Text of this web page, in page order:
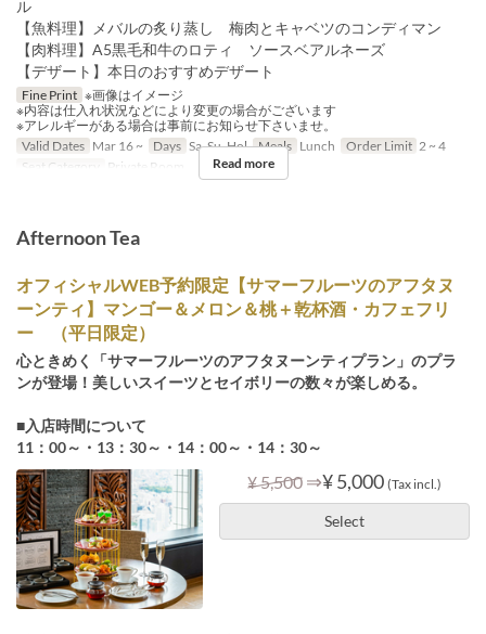
ル
【魚料理】メバルの炙り蒸し 梅肉とキャベツのコンディマン
【肉料理】A5黒毛和牛のロティ ソースベアルネーズ
【デザート】本日のおすすめデザート
Fine Print ※画像はイメージ
※内容は仕入れ状況などにより変更の場合がございます
※アレルギーがある場合は事前にお知らせ下さいませ。
Valid Dates Mar 16 ~ Days Sa, Su, Hol Meals Lunch Order Limit 2 ~ 4
Seat Category
Private Room Read more
Afternoon Tea
オフィシャルWEB予約限定【サマーフルーツのアフタヌ
ーンティ】マンゴー＆メロン＆桃＋乾杯酒・カフェフリ
ー （平日限定）
心ときめく「サマーフルーツのアフタヌーンティプラン」のプラ
ンが登場！美しいスイーツとセイボリーの数々が楽しめる。
■入店時間について
11：00～・13：30～・14：00～・14：30～
¥ 5,500 ⇒¥ 5,000 (Tax incl.)
Select